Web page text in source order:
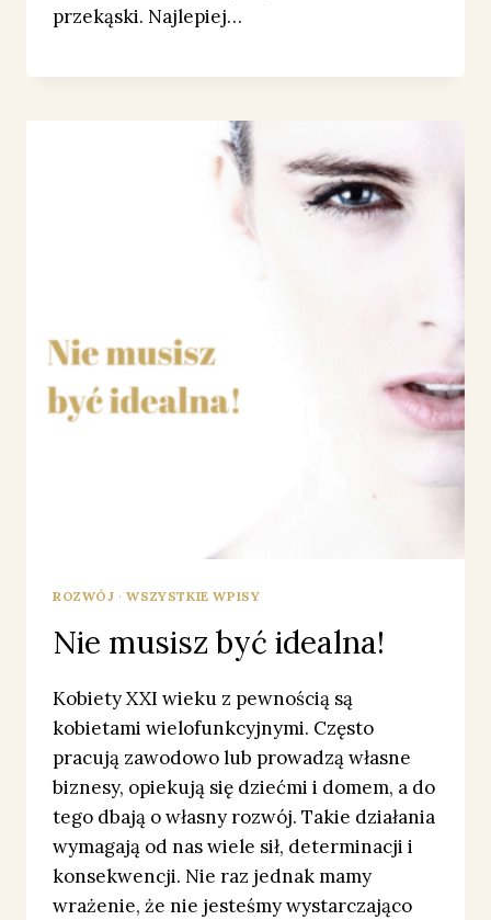
przekąski. Najlepiej…
ROZWÓJ ·WSZYSTKIE WPISY
Nie musisz być idealna!
Kobiety XXI wieku z pewnością są
kobietami wielofunkcyjnymi. Często
pracują zawodowo lub prowadzą własne
biznesy, opiekują się dziećmi i domem, a do
tego dbają o własny rozwój. Takie działania
wymagają od nas wiele sił, determinacji i
konsekwencji. Nie raz jednak mamy
wrażenie, że nie jesteśmy wystarczająco